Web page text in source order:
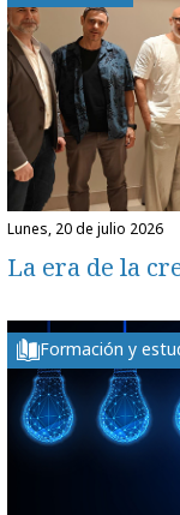
lunes, 20 de julio 2026
La era de la
Formación y